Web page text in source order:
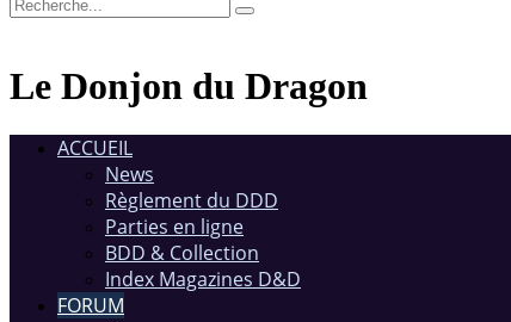
Le Donjon du Dragon
ACCUEIL
News
Règlement du DDD
Parties en ligne
BDD & Collection
Index Magazines D&D
FORUM